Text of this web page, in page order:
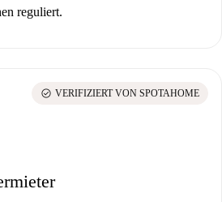
reguliert.
check_circle VERIFIZIERT VON SPOTAHOME